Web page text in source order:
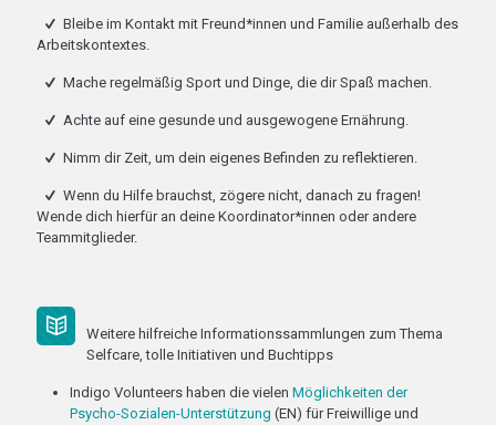
Bleibe im Kontakt mit Freund*innen und Familie außerhalb des
Arbeitskontextes.
Mache regelmäßig Sport und Dinge, die dir Spaß machen.
Achte auf eine gesunde und ausgewogene Ernährung.
Nimm dir Zeit, um dein eigenes Befinden zu reflektieren.
Wenn du Hilfe brauchst, zögere nicht, danach zu fragen!
Wende dich hierfür an deine Koordinator*innen oder andere
Teammitglieder.
Weitere hilfreiche Informationssammlungen zum Thema
Selfcare, tolle Initiativen und Buchtipps
Indigo Volunteers haben die vielen Möglichkeiten der
Psycho-Sozialen-Unterstützung (EN) für Freiwillige und